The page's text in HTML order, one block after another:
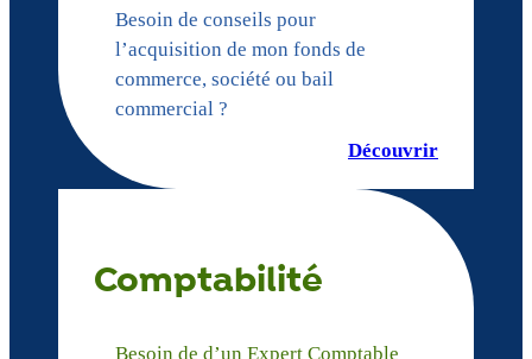
Besoin de conseils pour
l’acquisition de mon fonds de
commerce, société ou bail
commercial ?
Découvrir
Comptabilité
Besoin de d’un Expert Comptable